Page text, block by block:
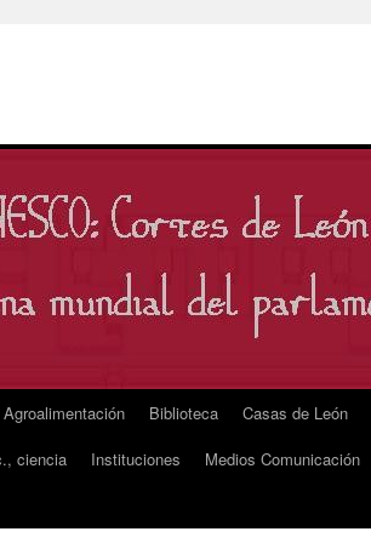
Agroalimentación Biblioteca Casas de León
ciencia Instituciones Medios Comunicación